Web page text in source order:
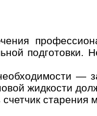
подготовки.
—
жидкости
старения